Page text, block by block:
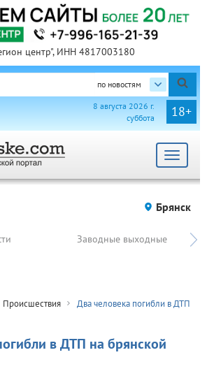
центр", ИНН 4817003180
по новостям
18+
8 августа 2026 г.
суббота
Toggle
Брянск
Заводные выходные
Происшествия
Два человека погибли в ДТП
в ДТП на брянской